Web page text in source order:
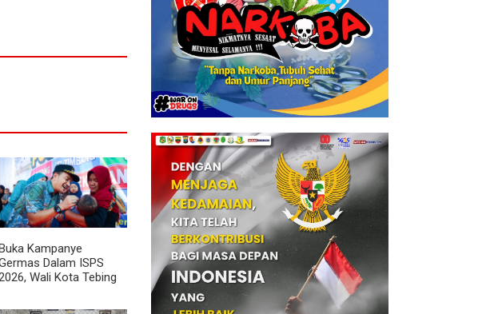
Kampanye
Dalam ISPS
Wali Kota Tebing
Stunting